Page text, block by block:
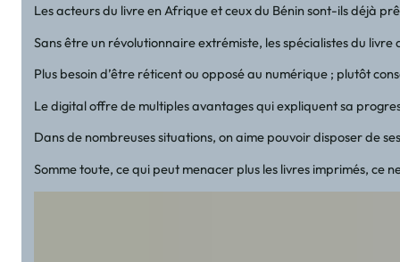
Les acteurs du livre en Afrique et ceux du Bénin sont-ils déjà
Sans être un révolutionnaire extrémiste, les spécialistes du
Plus besoin d’être réticent ou opposé au numérique ; plutôt
Le digital offre de multiples avantages qui expliquent sa
Dans de nombreuses situations, on aime pouvoir disposer de
Somme toute, ce qui peut menacer plus les livres imprimés, ce